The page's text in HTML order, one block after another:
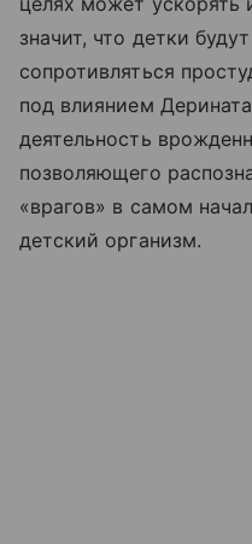
значит, что детки
сопротивляться
под влиянием
деятельность
позволяющего
«врагов» в самом
детский организм.